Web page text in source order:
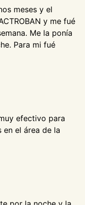
meses y el
y me fué
Me la ponía
Para mi fué
efectivo para
el área de la